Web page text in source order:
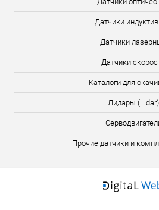
Датчики
Датчики
Датчики
Каталоги для
Лидары (Lidar)
Прочие датчики и